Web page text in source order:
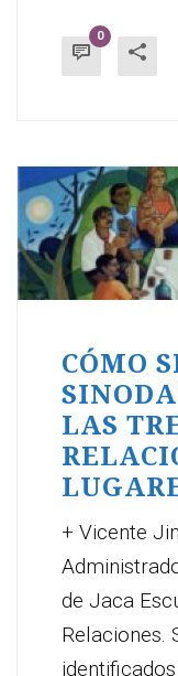
0
CÓMO
LAS
+ Vicente
de Jaca
Relaciones.